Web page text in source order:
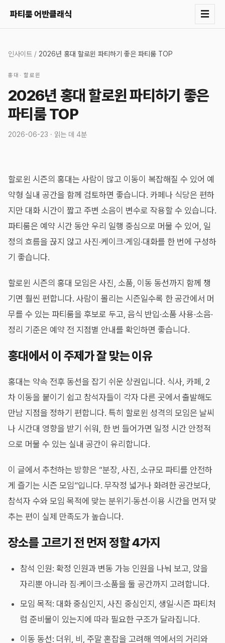
파티룸 어반클래식 ☰
인사이트 / 2026년 홍대 할로윈 파티하기 좋은 파티룸 TOP
홍대 ·할로윈
2026년 홍대 할로윈 파티하기 좋은
파티룸 TOP
2026-06-23 · 읽는 데 4분
할로윈 시즌의 홍대는 사람이 많고 이동이 복잡해질 수 있어 예
약형 실내 공간을 함께 검토하면 좋습니다. 카페나 식당은 편하
지만 대화 시간이 짧고 주변 소음이 변수로 작용할 수 있습니다.
파티룸은 예약 시간 동안 우리 일행 중심으로 머물 수 있어, 일
정의 흐름을 끊지 않고 사진·케이크·게임·대화를 한 번에 구성하
기 좋습니다.
할로윈 시즌의 홍대 모임은 사진, 소품, 이동 동선까지 함께 챙
기면 훨씬 편합니다. 사람이 몰리는 시즌일수록 한 공간에서 머
무를 수 있는 파티룸을 후보로 두고, 음식 반입·소품 사용·소음·
정리 기준은 예약 전 지점별 안내를 확인하면 좋습니다.
홍대에서 이 주제가 잘 맞는 이유
홍대는 약속 전후 동선을 잡기 쉬운 상권입니다. 식사, 카페, 2
차 이동을 붙이기 쉽고 참석자들이 각자 다른 곳에서 출발해도
만남 지점을 정하기 편합니다. 특히 할로윈 성격의 모임은 날씨
나 시간대 영향을 받기 쉬워, 한 번 들어가면 일정 시간 안정적
으로 머물 수 있는 실내 공간이 유리합니다.
이 글에서 추천하는 방향은 “분장, 사진, 소규모 파티를 안전하
게 즐기는 시즌 모임”입니다. 무작정 넓거나 화려한 공간보다,
참석자 수와 모임 목적에 맞는 분위기·동선·이용 시간을 먼저 맞
추는 편이 실제 만족도가 높습니다.
장소를 고르기 전 먼저 정할 4가지
참석 인원: 확정 인원과 변동 가능 인원을 나눠 보고, 앉을
자리뿐 아니라 짐·케이크·소품을 둘 공간까지 고려합니다.
모임 목적: 대화 중심인지, 사진 중심인지, 생일·시즌 파티처
럼 준비물이 있는지에 따라 필요한 구조가 달라집니다.
이동 동선: 더위, 비, 주말 혼잡을 고려해 역에서의 거리와